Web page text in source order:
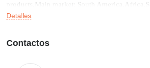
products.Main market: South
east South Europe.
Detalles
Contactos